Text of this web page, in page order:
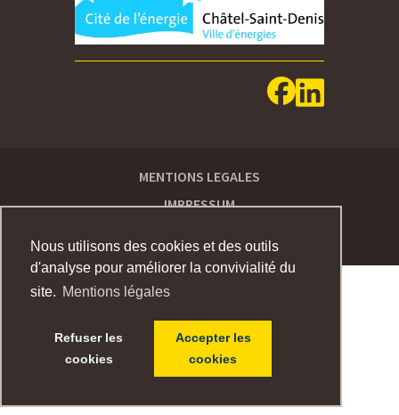
Nous utilisons des cookies et des outils
d'analyse pour améliorer la convivialité du
site. Mentions légales
Refuser les
cookies
Accepter les
cookies
MENTIONS LEGALES
IMPRESSUM